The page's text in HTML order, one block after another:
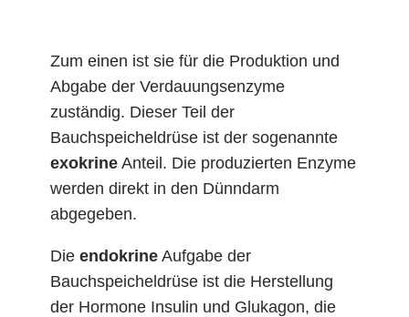
Zum einen ist sie für die Produktion und
Abgabe der Verdauungsenzyme
zuständig. Dieser Teil der
Bauchspeicheldrüse ist der sogenannte
exokrineAnteil. Die produzierten Enzyme
werden direkt in den Dünndarm
abgegeben.
Die endokrineAufgabe der
Bauchspeicheldrüse ist die Herstellung
der Hormone Insulin und Glukagon, die